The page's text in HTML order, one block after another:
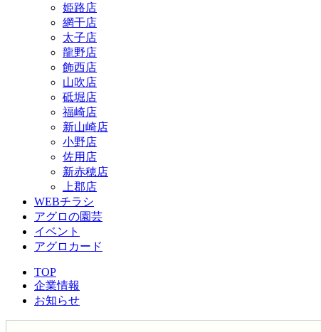
姫路店
網干店
太子店
龍野店
飾西店
山吹店
砥堀店
福崎店
新山崎店
小野店
佐用店
新赤穂店
上郡店
WEBチラシ
アグロの園芸
イベント
アグロカード
TOP
企業情報
お知らせ